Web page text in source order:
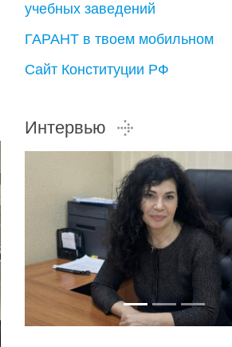
учебных заведений
ГАРАНТ в твоем мобильном
Сайт Конституции РФ
Интервью